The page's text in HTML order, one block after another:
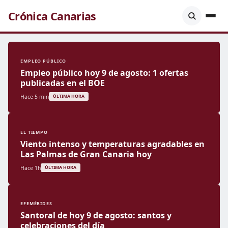
Crónica Canarias
EMPLEO PÚBLICO
Empleo público hoy 9 de agosto: 1 ofertas
publicadas en el BOE
Hace 5 min ÚLTIMA HORA
EL TIEMPO
Viento intenso y temperaturas agradables en
Las Palmas de Gran Canaria hoy
Hace 1h ÚLTIMA HORA
EFEMÉRIDES
Santoral de hoy 9 de agosto: santos y
celebraciones del día